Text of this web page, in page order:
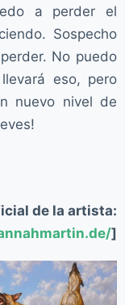
a perder el
Sospecho
No puedo
eso, pero
nuevo nivel de
de la artista:
]